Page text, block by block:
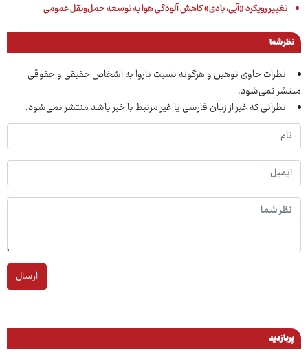
تغییر رویکرد «آبی، بادی» کاهش آلودگی هوا به توسعه حمل‌ونقل عمومی
نظر شما
نظرات حاوی توهین و هرگونه نسبت ناروا به اشخاص حقیقی و حقوقی
منتشر نمی‌شود.
نظراتی که غیر از زبان فارسی یا غیر مرتبط با خبر باشد منتشر نمی‌شود.
ارسال
پربازدید